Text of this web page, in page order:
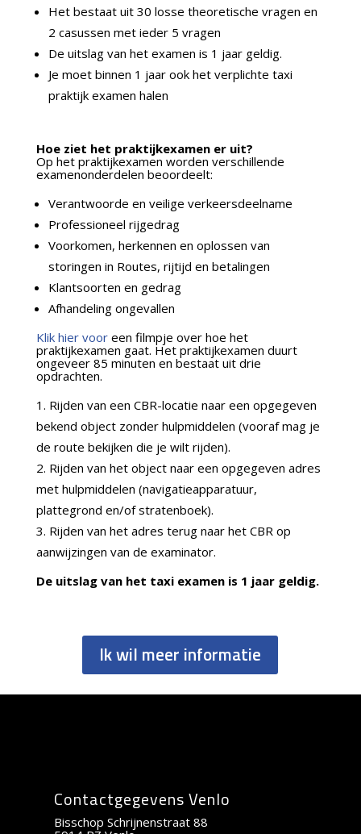
Het bestaat uit 30 losse theoretische vragen en
2 casussen met ieder 5 vragen
De uitslag van het examen is 1 jaar geldig.
Je moet binnen 1 jaar ook het verplichte taxi
praktijk examen halen
Hoe ziet het praktijkexamen er uit?
Op het praktijkexamen worden verschillende
examenonderdelen beoordeelt:
Verantwoorde en veilige verkeersdeelname
Professioneel rijgedrag
Voorkomen, herkennen en oplossen van
storingen in Routes, rijtijd en betalingen
Klantsoorten en gedrag
Afhandeling ongevallen
Klik hier vooreen filmpje over hoe het
praktijkexamen gaat. Het praktijkexamen duurt
ongeveer 85 minuten en bestaat uit drie
opdrachten.
Rijden van een CBR-locatie naar een opgegeven
bekend object zonder hulpmiddelen (vooraf mag je
de route bekijken die je wilt rijden).
Rijden van het object naar een opgegeven adres
met hulpmiddelen (navigatieapparatuur,
plattegrond en/of stratenboek).
Rijden van het adres terug naar het CBR op
aanwijzingen van de examinator.
De uitslag van het taxi examen is 1 jaar geldig.
Ik wil meer informatie
Contactgegevens Venlo
Bisschop Schrijnenstraat 88